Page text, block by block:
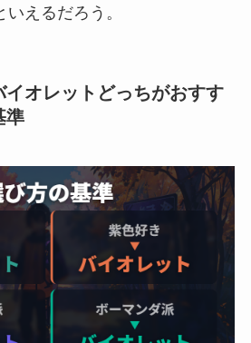
えるだろう。
イオレットどっちがおすす
準